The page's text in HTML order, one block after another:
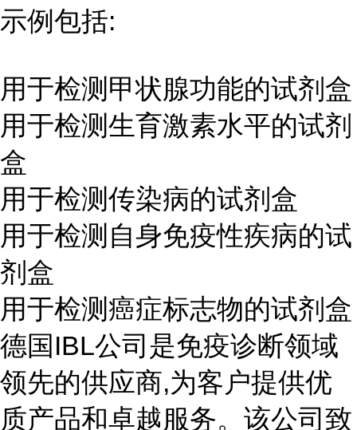
示例包括:
用于检测甲状腺功能的试剂盒
用于检测生育激素水平的试剂
盒
用于检测传染病的试剂盒
用于检测自身免疫性疾病的试
剂盒
用于检测癌症标志物的试剂盒
德国IBL公司是免疫诊断领域
领先的供应商,为客户提供优
质产品和卓越服务。该公司致